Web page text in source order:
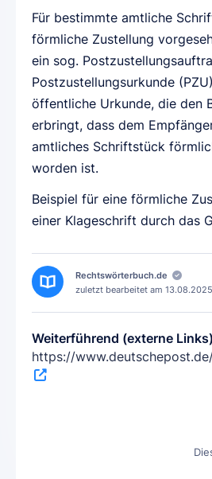
Für bestimmte amtliche
förmliche Zustellung
ein sog.
Postzustellungsurkunde
öffentliche Urkunde, die den
erbringt, dass dem
amtliches Schriftstück
worden ist.
Beispiel für eine förmliche
einer Klageschrift durch das
Rechtswörterbuch.de
zuletzt bearbeitet am 13.08.2025
Weiterführend (externe
https://